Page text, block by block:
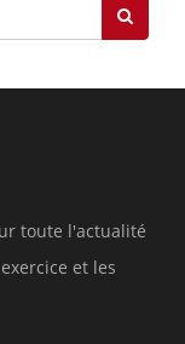
toute l'actualité
et les